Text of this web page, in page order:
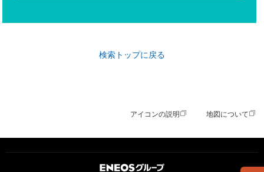
検索トップに戻る
アイコンの説明 地図について